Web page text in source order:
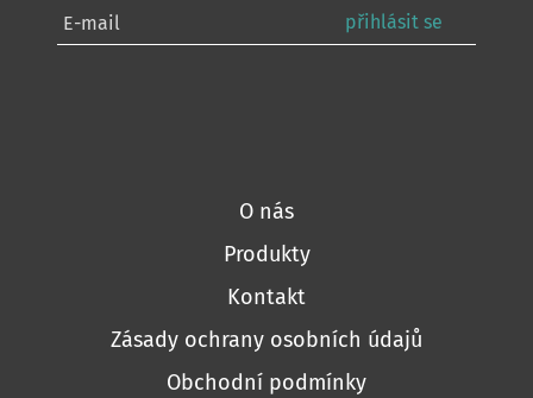
přihlásit se
O nás
Produkty
Kontakt
Zásady ochrany osobních údajů
Obchodní podmínky